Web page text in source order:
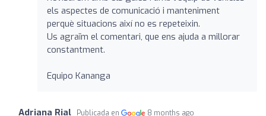
els aspectes de comunicació i manteniment
perquè situacions així no es repeteixin.
Us agraïm el comentari, que ens ajuda a millorar
constantment.
Equipo Kananga
Adriana Rial Publicada en 8 months ago